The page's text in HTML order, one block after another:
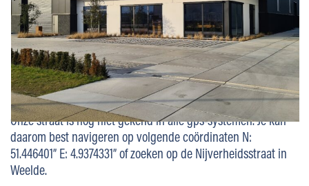
Onze straat is nog niet gekend in alle gps-systemen. Je kan
daarom best navigeren op volgende coördinaten N:
51.446401” E: 4.9374331” of zoeken op de Nijverheidsstraat in
Weelde.